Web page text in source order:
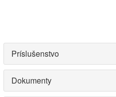
Príslušenstvo
Dokumenty